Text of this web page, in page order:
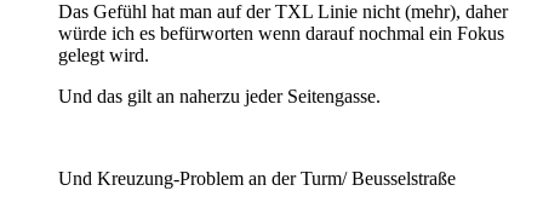
Das Gefühl hat man auf der TXL Linie nicht (mehr), daher
würde ich es befürworten wenn darauf nochmal ein Fokus
gelegt wird.
Und das gilt an naherzu jeder Seitengasse.
Und Kreuzung-Problem an der Turm/ Beusselstraße